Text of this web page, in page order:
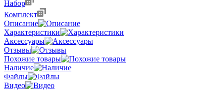
Набор
Комплект
Описание
Характеристики
Аксессуары
Отзывы
Похожие товары
Наличие
Файлы
Видео